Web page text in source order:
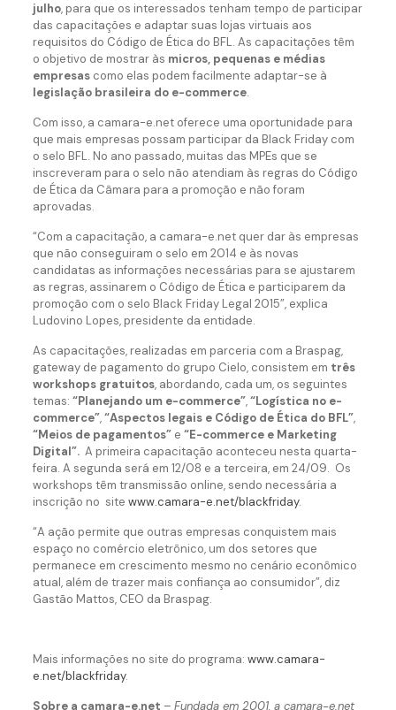
julho, para que os interessados tenham tempo de participar
das capacitações e adaptar suas lojas virtuais aos
requisitos do Código de Ética do BFL. As capacitações têm
o objetivo de mostrar às micros, pequenas e médias
empresas como elas podem facilmente adaptar-se à
legislação brasileira do e-commerce.
Com isso, a camara-e.net oferece uma oportunidade para
que mais empresas possam participar da Black Friday com
o selo BFL. No ano passado, muitas das MPEs que se
inscreveram para o selo não atendiam às regras do Código
de Ética da Câmara para a promoção e não foram
aprovadas.
“Com a capacitação, a camara-e.net quer dar às empresas
que não conseguiram o selo em 2014 e às novas
candidatas as informações necessárias para se ajustarem
as regras, assinarem o Código de Ética e participarem da
promoção com o selo Black Friday Legal 2015”, explica
Ludovino Lopes, presidente da entidade.
As capacitações, realizadas em parceria com a Braspag,
gateway de pagamento do grupo Cielo, consistem em três
workshops gratuitos, abordando, cada um, os seguintes
temas: “Planejando um e-commerce”,“Logística no e-
commerce”,“Aspectos legais e Código de Ética do BFL”,
“Meios de pagamentos” e “E-commerce e Marketing
Digital”. A primeira capacitação aconteceu nesta quarta-
feira. A segunda será em 12/08 e a terceira, em 24/09. Os
workshops têm transmissão online, sendo necessária a
inscrição no site www.camara-e.net/blackfriday.
“A ação permite que outras empresas conquistem mais
espaço no comércio eletrônico, um dos setores que
permanece em crescimento mesmo no cenário econômico
atual, além de trazer mais confiança ao consumidor”, diz
Gastão Mattos, CEO da Braspag.
Mais informações no site do programa: www.camara-
e.net/blackfriday.
Sobre a camara-e.net – Fundada em 2001, a camara-e.net